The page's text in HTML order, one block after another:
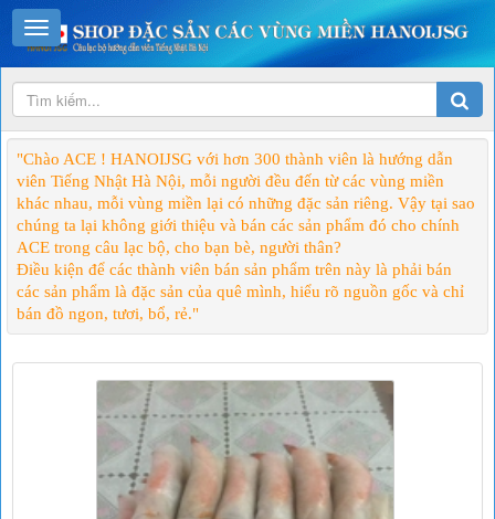
"Chào ACE ! HANOIJSG với hơn 300 thành viên là hướng dẫn
viên Tiếng Nhật Hà Nội, mỗi người đều đến từ các vùng miền
khác nhau, mỗi vùng miền lại có những đặc sản riêng. Vậy tại sao
chúng ta lại không giới thiệu và bán các sản phẩm đó cho chính
ACE trong câu lạc bộ, cho bạn bè, người thân?
Điều kiện để các thành viên bán sản phẩm trên này là phải bán
các sản phẩm là đặc sản của quê mình, hiểu rõ nguồn gốc và chỉ
bán đồ ngon, tươi, bổ, rẻ."